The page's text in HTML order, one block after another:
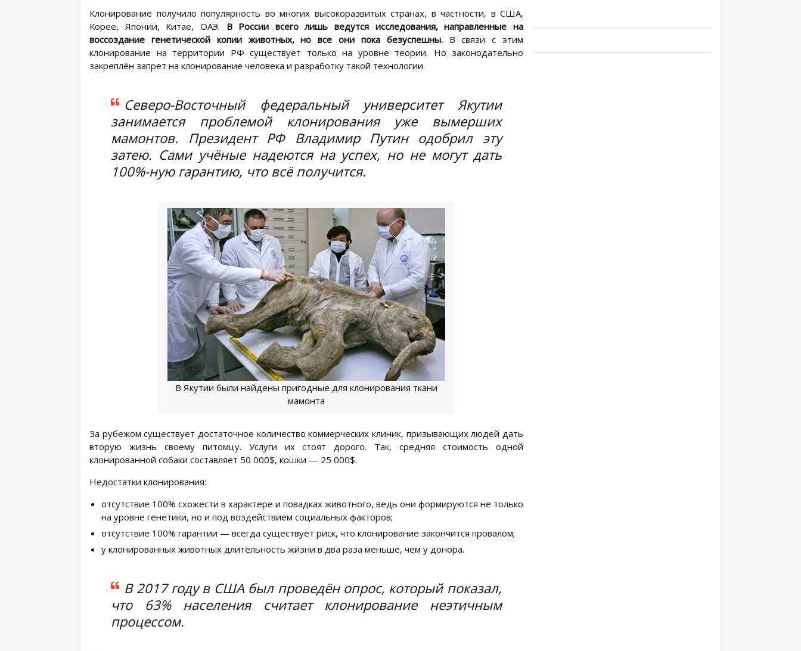
Клонирование получило популярность во многих высокоразвитых странах, в частности, в США,
Корее, Японии, Китае, ОАЭ. В России всего лишь ведутся исследования, направленные на
воссоздание генетической копии животных, но все они пока безуспешны.В связи с этим
клонирование на территории РФ существует только на уровне теории. Но законодательно
закреплён запрет на клонирование человека и разработку такой технологии.
Северо-Восточный федеральный университет Якутии
занимается проблемой клонирования уже вымерших
мамонтов. Президент РФ Владимир Путин одобрил эту
затею. Сами учёные надеются на успех, но не могут дать
100%-ную гарантию, что всё получится.
В Якутии были найдены пригодные для клонирования ткани
мамонта
За рубежом существует достаточное количество коммерческих клиник, призывающих людей дать
вторую жизнь своему питомцу. Услуги их стоят дорого. Так, средняя стоимость одной
клонированной собаки составляет 50 000$, кошки — 25 000$.
Недостатки клонирования:
отсутствие 100% схожести в характере и повадках животного, ведь они формируются не только
на уровне генетики, но и под воздействием социальных факторов;
отсутствие 100% гарантии — всегда существует риск, что клонирование закончится провалом;
у клонированных животных длительность жизни в два раза меньше, чем у донора.
В 2017 году в США был проведён опрос, который показал,
что 63% населения считает клонирование неэтичным
процессом.